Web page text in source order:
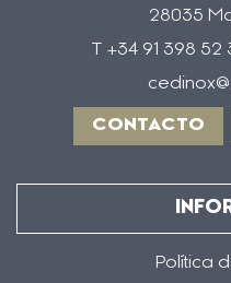
28035
T +34 91 398
CONTACTO
Política